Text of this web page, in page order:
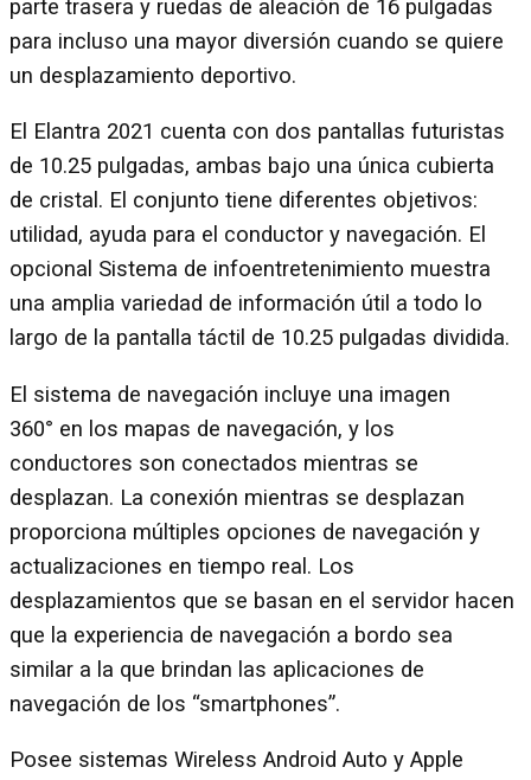
parte trasera y ruedas de aleación de 16 pulgadas
para incluso una mayor diversión cuando se quiere
un desplazamiento deportivo.
El Elantra 2021 cuenta con dos pantallas futuristas
de 10.25 pulgadas, ambas bajo una única cubierta
de cristal. El conjunto tiene diferentes objetivos:
utilidad, ayuda para el conductor y navegación. El
opcional Sistema de infoentretenimiento muestra
una amplia variedad de información útil a todo lo
largo de la pantalla táctil de 10.25 pulgadas dividida.
El sistema de navegación incluye una imagen
360° en los mapas de navegación, y los
conductores son conectados mientras se
desplazan. La conexión mientras se desplazan
proporciona múltiples opciones de navegación y
actualizaciones en tiempo real. Los
desplazamientos que se basan en el servidor hacen
que la experiencia de navegación a bordo sea
similar a la que brindan las aplicaciones de
navegación de los “smartphones”.
Posee sistemas Wireless Android Auto y Apple